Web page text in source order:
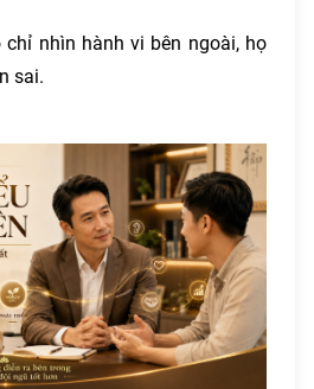
nhìn hành vi bên ngoài, họ
sai.